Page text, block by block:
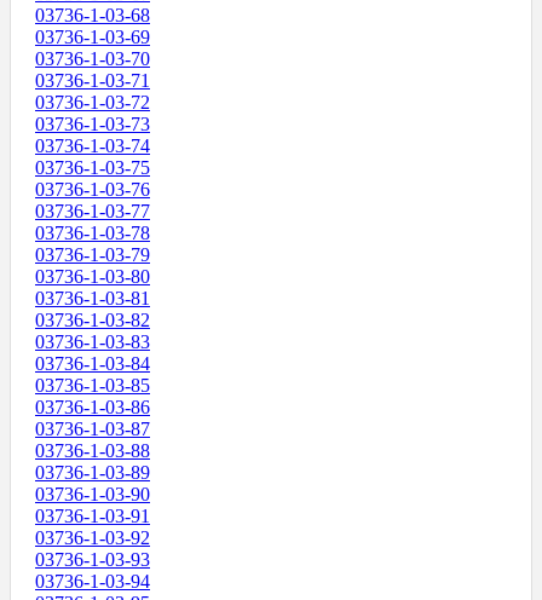
03736-1-03-68
03736-1-03-69
03736-1-03-70
03736-1-03-71
03736-1-03-72
03736-1-03-73
03736-1-03-74
03736-1-03-75
03736-1-03-76
03736-1-03-77
03736-1-03-78
03736-1-03-79
03736-1-03-80
03736-1-03-81
03736-1-03-82
03736-1-03-83
03736-1-03-84
03736-1-03-85
03736-1-03-86
03736-1-03-87
03736-1-03-88
03736-1-03-89
03736-1-03-90
03736-1-03-91
03736-1-03-92
03736-1-03-93
03736-1-03-94